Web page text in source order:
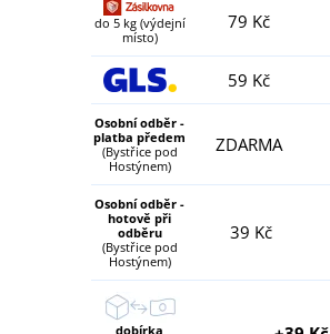
do 5 kg (výdejní
místo)
79 Kč
59 Kč
Osobní odběr -
platba předem
(Bystřice pod
Hostýnem)
ZDARMA
Osobní odběr -
hotově při
odběru
(Bystřice pod
Hostýnem)
39 Kč
dobírka